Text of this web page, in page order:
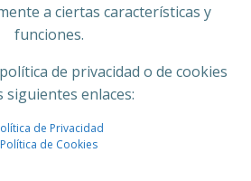
a ciertas características y
funciones.
de privacidad o de cookies
siguientes enlaces:
de Privacidad
Política de Cookies
Murcia está patrocinado desde su
laFundación Séneca
Consejería de Medioambiente,